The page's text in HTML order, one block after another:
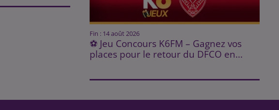
Fin : 14 août 2026
⚽ Jeu Concours K6FM – Gagnez vos
places pour le retour du DFCO en...